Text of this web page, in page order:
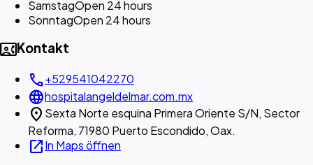
SamstagOpen 24 hours
SonntagOpen 24 hours
contact_phoneKontakt
call+529541042270
languagehospitalangeldelmar.com.mx
location_on Sexta Norte esquina Primera Oriente S/N, Sector
Reforma, 71980 Puerto Escondido, Oax.
open_in_newIn Maps öffnen